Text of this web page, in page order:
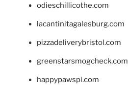
odieschillicothe.com
lacantinitagalesburg.com
pizzadeliverybristol.com
greenstarsmogcheck.com
happypawspl.com